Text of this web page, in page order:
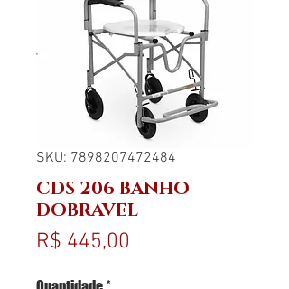
SKU: 7898207472484
CDS 206 BANHO
DOBRAVEL
R$ 445,00